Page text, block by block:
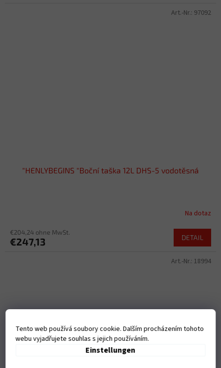
Tento web používá soubory cookie. Dalším procházením tohoto
webu vyjadřujete souhlas s jejich používáním.
Einstellungen
"HENLYBEGINS "Boční taška 12L DHS-5 vodotěsná
Na dotaz
€204,24 ohne MwSt.
€247,13 DETAIL
Art.-Nr.: 97092
Art.-Nr.: 18994